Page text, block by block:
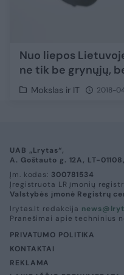
Nuo liepos
ne tik be grynųjų,
Mokslas ir IT 2018-
UAB „Lrytas“,
A. Goštauto g. 12A, LT-
Įm. kodas: 300781534
Įregistruota LR įmonių
Valstybės įmonė Registrų
lrytas.lt redakcija
Pranešimai apie techninius
PRIVATUMO POLITIKA
KONTAKTAI
REKLAMA